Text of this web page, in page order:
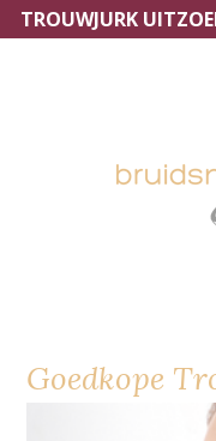
TROUWJURK
Goedkope